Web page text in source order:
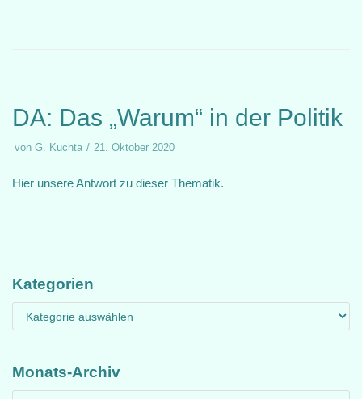
DA: Das „Warum“ in der Politik
von G. Kuchta 21. Oktober 2020
Hier unsere Antwort zu dieser Thematik.
Kategorien
Monats-Archiv